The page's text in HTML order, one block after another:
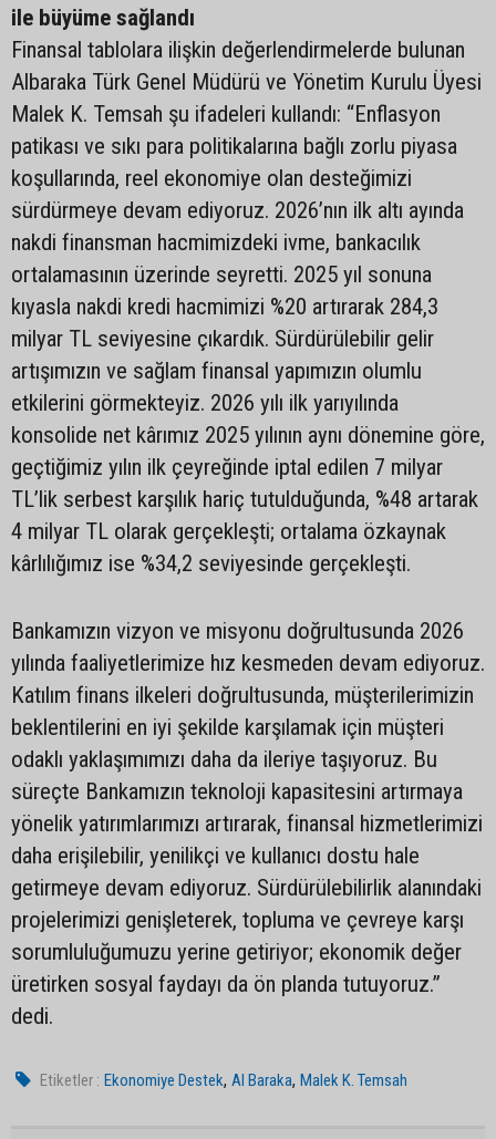
ile büyüme sağlandı
Finansal tablolara ilişkin değerlendirmelerde bulunan
Albaraka Türk Genel Müdürü ve Yönetim Kurulu Üyesi
Malek K. Temsah şu ifadeleri kullandı: “Enflasyon
patikası ve sıkı para politikalarına bağlı zorlu piyasa
koşullarında, reel ekonomiye olan desteğimizi
sürdürmeye devam ediyoruz. 2026’nın ilk altı ayında
nakdi finansman hacmimizdeki ivme, bankacılık
ortalamasının üzerinde seyretti. 2025 yıl sonuna
kıyasla nakdi kredi hacmimizi %20 artırarak 284,3
milyar TL seviyesine çıkardık. Sürdürülebilir gelir
artışımızın ve sağlam finansal yapımızın olumlu
etkilerini görmekteyiz. 2026 yılı ilk yarıyılında
konsolide net kârımız 2025 yılının aynı dönemine göre,
geçtiğimiz yılın ilk çeyreğinde iptal edilen 7 milyar
TL’lik serbest karşılık hariç tutulduğunda, %48 artarak
4 milyar TL olarak gerçekleşti; ortalama özkaynak
kârlılığımız ise %34,2 seviyesinde gerçekleşti.
Bankamızın vizyon ve misyonu doğrultusunda 2026
yılında faaliyetlerimize hız kesmeden devam ediyoruz.
Katılım finans ilkeleri doğrultusunda, müşterilerimizin
beklentilerini en iyi şekilde karşılamak için müşteri
odaklı yaklaşımımızı daha da ileriye taşıyoruz. Bu
süreçte Bankamızın teknoloji kapasitesini artırmaya
yönelik yatırımlarımızı artırarak, finansal hizmetlerimizi
daha erişilebilir, yenilikçi ve kullanıcı dostu hale
getirmeye devam ediyoruz. Sürdürülebilirlik alanındaki
projelerimizi genişleterek, topluma ve çevreye karşı
sorumluluğumuzu yerine getiriyor; ekonomik değer
üretirken sosyal faydayı da ön planda tutuyoruz.”
dedi.
Etiketler : Ekonomiye Destek,Al Baraka,Malek K. Temsah